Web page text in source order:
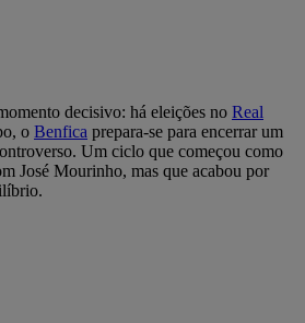
decisivo: há eleições no Real
o Benfica prepara-se para encerrar um
Um ciclo que começou como
José Mourinho, mas que acabou por